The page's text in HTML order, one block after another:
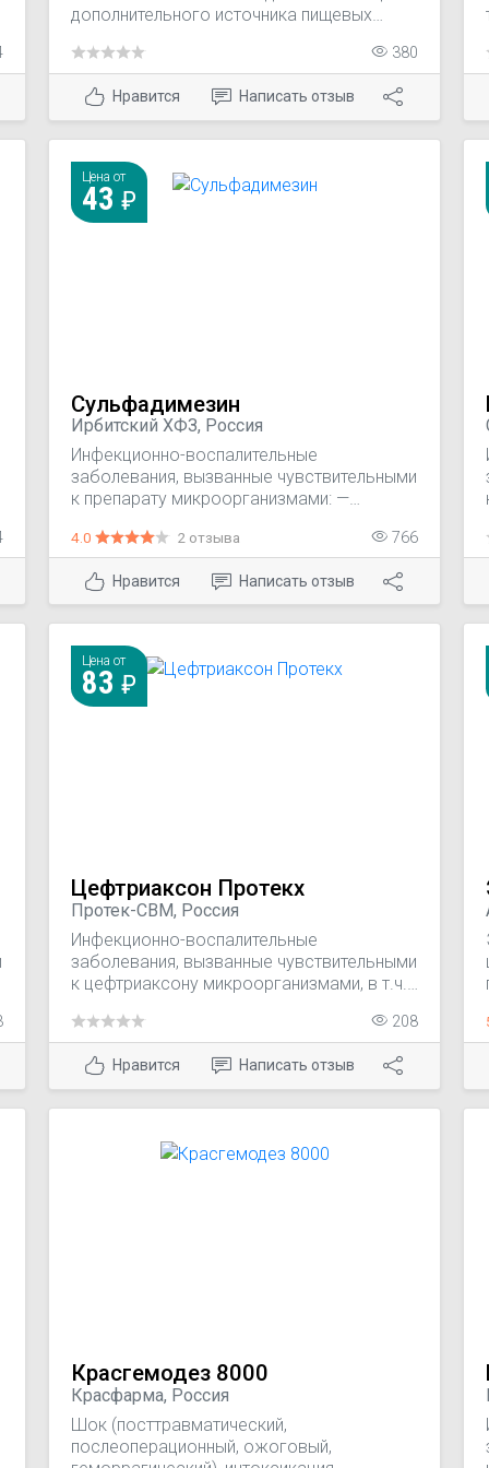
дополнительного источника пищевых
улучшения функционального состояния
желудочно-кишечного тракта.
Рекомендуемая суточная доза
обеспечивает от 1,8 до 3,2г пищевых
волокон, что составляет от 9% до 16%
суточной потребности человека.
380
Нравится Написать отзыв
Цена от
43
Сульфадимезин
Ирбитский ХФЗ, Россия
Инфекционно-воспалительные
заболевания, вызванные чувствительными
к препарату микроорганизмами: —
обострение хронического бронхита; —
пневмония; — воспалительные
заболевания желчевыводящих и
мочевыводящих путей; — шигеллез; —
рожа; — раневая инфекция.
4.0 2 отзыва 766
Нравится Написать отзыв
Цена от
83
Цефтриаксон Протекх
Протек-СВМ, Россия
Инфекционно-воспалительные
заболевания, вызванные чувствительными
к цефтриаксону микроорганизмами, в т.ч.
эмпиема желчного пузыря, шигеллез,
сальмонеллоносительство, пневмония,
абсцесс легкого, эмпиема плевры,
пиелонефрит, инфекции костей, суставов,
кожи и мягких тканей, половых органов,
инфицированные раны и ожоги.
Профилактика послеоперационной
208
Нравится Написать отзыв
Красгемодез 8000
Красфарма, Россия
Шок (посттравматический,
послеоперационный, ожоговый,